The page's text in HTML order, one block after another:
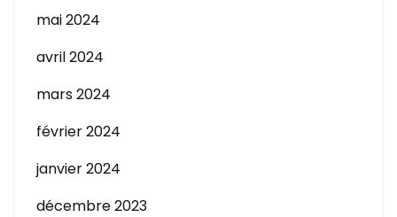
mai 2024
avril 2024
mars 2024
février 2024
janvier 2024
décembre 2023